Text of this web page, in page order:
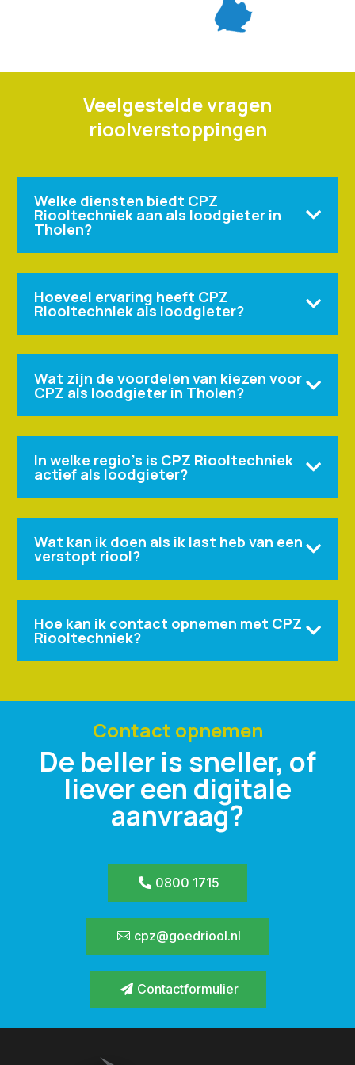
Veelgestelde vragen
rioolverstoppingen
Welke diensten biedt CPZ
Riooltechniek aan als loodgieter in
Tholen?

Hoeveel ervaring heeft CPZ
Riooltechniek als loodgieter? 
Wat zijn de voordelen van kiezen voor
CPZ als loodgieter in Tholen? 
In welke regio’s is CPZ Riooltechniek
actief als loodgieter? 
Wat kan ik doen als ik last heb van een
verstopt riool? 
Hoe kan ik contact opnemen met CPZ
Riooltechniek? 
Contact opnemen
De beller is sneller, of
liever een digitale
aanvraag?
0800 1715
cpz@goedriool.nl
Contactformulier